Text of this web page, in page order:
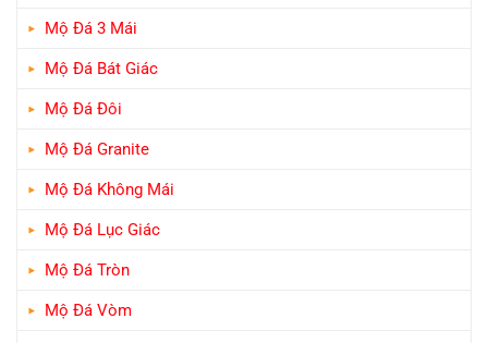
Mộ Đá 3 Mái
Mộ Đá Bát Giác
Mộ Đá Đôi
Mộ Đá Granite
Mộ Đá Không Mái
Mộ Đá Lục Giác
Mộ Đá Tròn
Mộ Đá Vòm